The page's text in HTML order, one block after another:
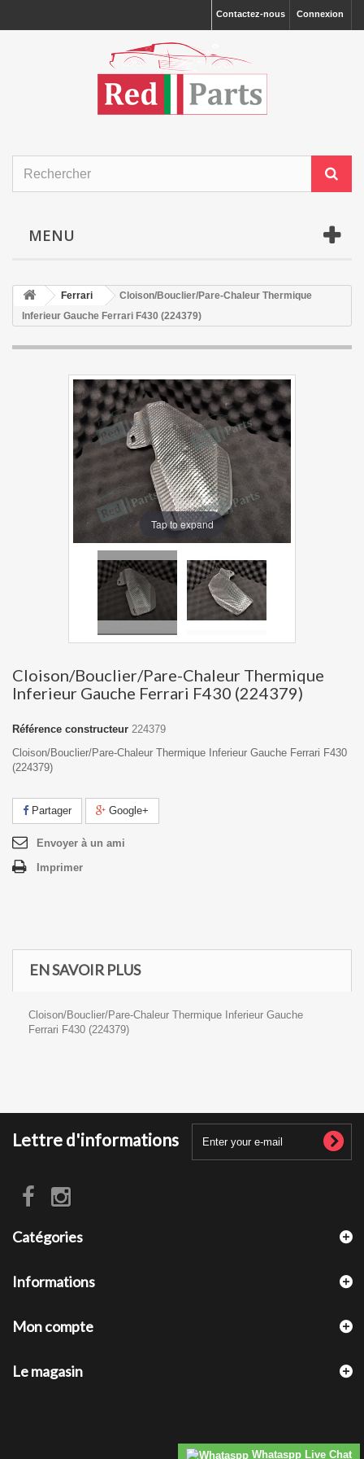
Connexion
Contactez-nous
MENU
Ferrari
Cloison/Bouclier/Pare-Chaleur Thermique
Inferieur Gauche Ferrari F430 (224379)
Tap to expand
Cloison/Bouclier/Pare-Chaleur Thermique
Inferieur Gauche Ferrari F430 (224379)
Référence constructeur 224379
Cloison/Bouclier/Pare-Chaleur Thermique Inferieur Gauche Ferrari F430
(224379)
Partager Google+
Envoyer à un ami
Imprimer
EN SAVOIR PLUS
Cloison/Bouclier/Pare-Chaleur Thermique Inferieur Gauche
Ferrari F430 (224379)
Lettre d'informations
Catégories
Informations
Mon compte
Le magasin
Whataspp Live Chat